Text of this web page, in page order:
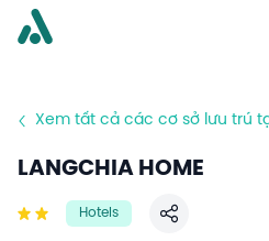
LANGCHIA HOME
Hotels
Chia sẻ